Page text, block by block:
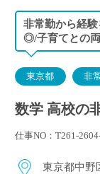
非常勤から経
◎/子育てとの
東京都 非
数学 高校の
仕事NO：T261-
東京都中野